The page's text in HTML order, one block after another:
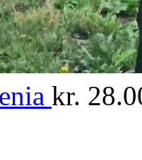
kr.